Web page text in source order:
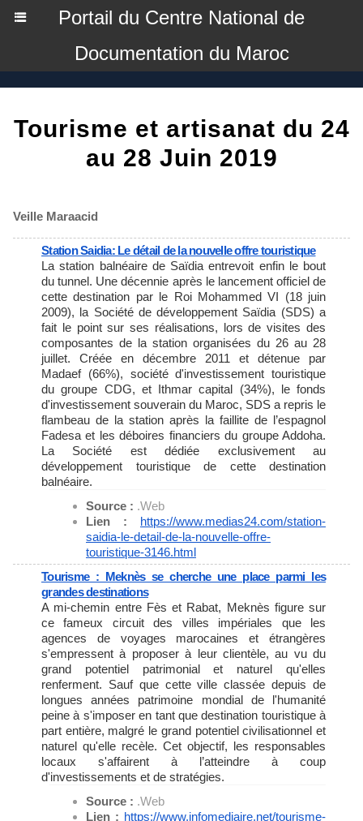
Portail du Centre National de
Documentation du Maroc
Tourisme et artisanat du 24
au 28 Juin 2019
Veille Maraacid
Station Saidia: Le détail de la nouvelle offre touristique
La station balnéaire de Saïdia entrevoit enfin le bout
du tunnel. Une décennie après le lancement officiel de
cette destination par le Roi Mohammed VI (18 juin
2009), la Société de développement Saïdia (SDS) a
fait le point sur ses réalisations, lors de visites des
composantes de la station organisées du 26 au 28
juillet. Créée en décembre 2011 et détenue par
Madaef (66%), société d'investissement touristique
du groupe CDG, et Ithmar capital (34%), le fonds
d'investissement souverain du Maroc, SDS a repris le
flambeau de la station après la faillite de l’espagnol
Fadesa et les déboires financiers du groupe Addoha.
La Société est dédiée exclusivement au
développement touristique de cette destination
balnéaire.
Source : .Web
Lien : https://www.medias24.com/station-
saidia-le-detail-de-la-nouvelle-offre-
touristique-3146.html
Tourisme : Meknès se cherche une place parmi les
grandes destinations
A mi-chemin entre Fès et Rabat, Meknès figure sur
ce fameux circuit des villes impériales que les
agences de voyages marocaines et étrangères
s'empressent à proposer à leur clientèle, au vu du
grand potentiel patrimonial et naturel qu'elles
renferment. Sauf que cette ville classée depuis de
longues années patrimoine mondial de l'humanité
peine à s'imposer en tant que destination touristique à
part entière, malgré le grand potentiel civilisationnel et
naturel qu'elle recèle. Cet objectif, les responsables
locaux s'affairent à l’atteindre à coup
d'investissements et de stratégies.
Source : .Web
Lien : https://www.infomediaire.net/tourisme-